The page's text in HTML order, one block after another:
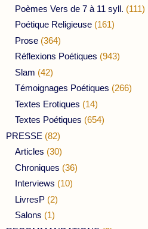
Poèmes Vers de 7 à 11 syll. (111)
Poétique Religieuse (161)
Prose (364)
Réflexions Poétiques (943)
Slam (42)
Témoignages Poétiques (266)
Textes Erotiques (14)
Textes Poétiques (654)
PRESSE (82)
Articles (30)
Chroniques (36)
Interviews (10)
LivresP (2)
Salons (1)